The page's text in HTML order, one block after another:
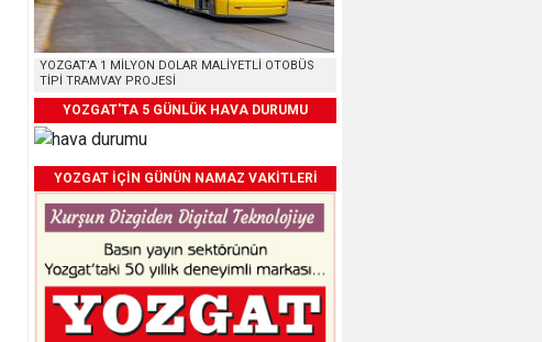
YOZGAT’A 1 MİLYON DOLAR MALİYETLİ OTOBÜS
TİPİ TRAMVAY PROJESİ
YOZGAT'TA 5 GÜNLÜK HAVA DURUMU
YOZGAT İÇİN GÜNÜN NAMAZ VAKİTLERİ